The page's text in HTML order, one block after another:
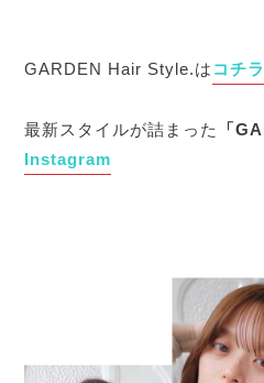
GARDEN Hair Style.は コチ
最新スタイルが詰まった
「
Instagram